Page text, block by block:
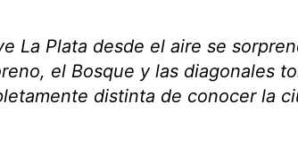
La Plata desde el aire se
el Bosque y las diagonales
distinta de conocer la